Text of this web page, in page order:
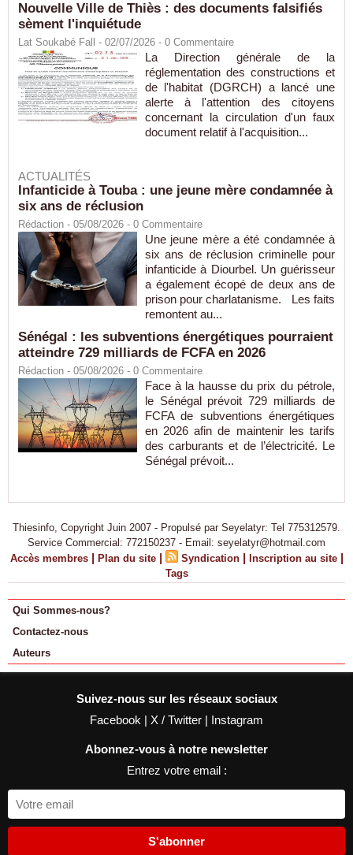
Nouvelle Ville de Thiès : des documents falsifiés
sèment l'inquiétude
Lat Soukabé Fall - 02/07/2026 - 0 Commentaire
La Direction générale de la
réglementation des constructions et
de l'habitat (DGRCH) a lancé une
alerte à l'attention des citoyens
concernant la circulation d'un faux
document relatif à l'acquisition...
ACTUALITÉS
Infanticide à Touba : une jeune mère condamnée à
six ans de réclusion
Rédaction - 05/08/2026 - 0 Commentaire
Une jeune mère a été condamnée à
six ans de réclusion criminelle pour
infanticide à Diourbel. Un guérisseur
a également écopé de deux ans de
prison pour charlatanisme. Les faits
remontent au...
Sénégal : les subventions énergétiques pourraient
atteindre 729 milliards de FCFA en 2026
Rédaction - 05/08/2026 - 0 Commentaire
Face à la hausse du prix du pétrole,
le Sénégal prévoit 729 milliards de
FCFA de subventions énergétiques
en 2026 afin de maintenir les tarifs
des carburants et de l’électricité. Le
Sénégal prévoit...
Thiesinfo, Copyright Juin 2007 - Propulsé par Seyelatyr: Tel 775312579.
Service Commercial: 772150237 - Email: seyelatyr@hotmail.com
Accès membres | Plan du site | Syndication | Inscription au site |
Tags
Qui Sommes-nous?
Contactez-nous
Auteurs
Suivez-nous sur les réseaux sociaux
Facebook | X / Twitter | Instagram
Abonnez-vous à notre newsletter
Entrez votre email :
S'abonner